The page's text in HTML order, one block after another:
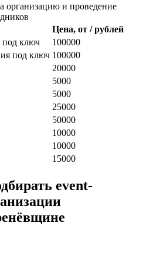
и проведение
Цена, от / рублей
под ключ
100000
под ключ 100000
20000
5000
5000
25000
50000
10000
10000
15000
event-